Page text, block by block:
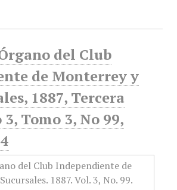
del Club
de Monterrey y
1887, Tercera
3, Tomo 3, No 99,